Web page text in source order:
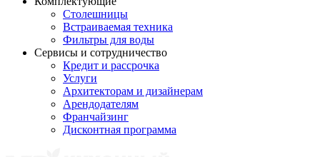
Столешницы
Встраиваемая техника
Фильтры для воды
Сервисы и сотрудничество
Кредит и рассрочка
Услуги
Архитекторам и дизайнерам
Арендодателям
Франчайзинг
Дисконтная программа